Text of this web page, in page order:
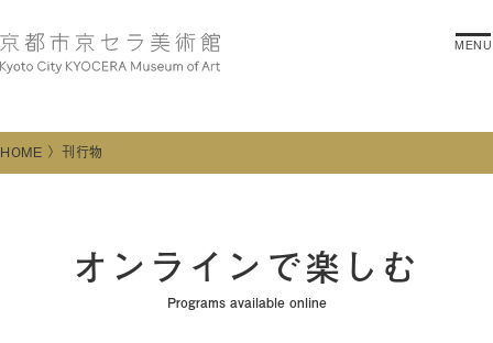
MENU
HOME 刊行物
オンラインで楽しむ
Programs available online